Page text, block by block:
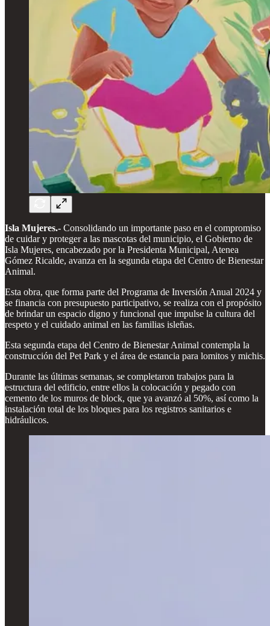
Isla Mujeres.- Consolidando un importante paso en el compromiso
de cuidar y proteger a las mascotas del municipio, el Gobierno de
Isla Mujeres, encabezado por la Presidenta Municipal, Atenea
Gómez Ricalde, avanza en la segunda etapa del Centro de Bienestar
Animal.
Esta obra, que forma parte del Programa de Inversión Anual 2024 y
se financia con presupuesto participativo, se realiza con el propósito
de brindar un espacio digno y funcional que impulse la cultura del
respeto y el cuidado animal en las familias isleñas.
Esta segunda etapa del Centro de Bienestar Animal contempla la
construcción del Pet Park y el área de estancia para lomitos y michis.
Durante las últimas semanas, se completaron trabajos para la
estructura del edificio, entre ellos la colocación y pegado con
cemento de los muros de block, que ya avanzó al 50%, así como la
instalación total de los bloques para los registros sanitarios e
hidráulicos.